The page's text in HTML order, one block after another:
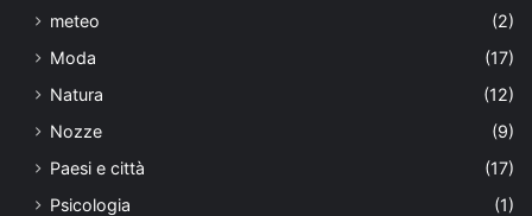
meteo
(2)
Moda
(17)
Natura
(12)
Nozze
(9)
Paesi e città
(17)
Psicologia
(1)